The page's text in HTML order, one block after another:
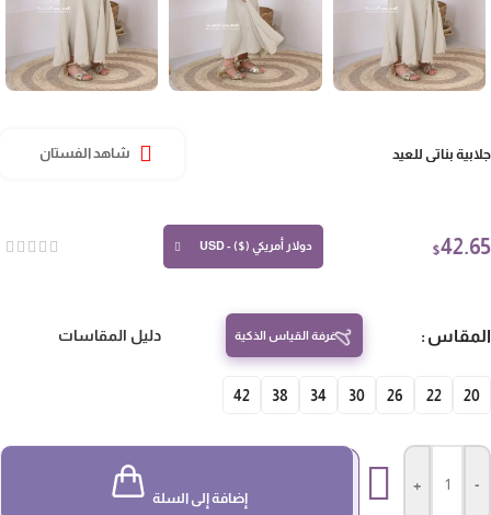
بناتي للعيد شاهد الفستان
$ دولار أمريكي ($) - USD
غرفة القياس الذكية دليل المقاسات
20
22
26
30
34
38
42
إضافة إلى السلة